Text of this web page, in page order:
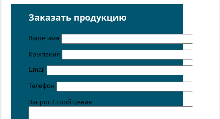
чертежам заказчика
Поставка осуществляется с производственных площадок,
Хабаровске,Ростове-на-Дону,Екатеринбурге,
Симферополе.
Цена от 5 руб. / кг
Заказать продукцию
Ваше имя
Компания
Email
Телефон
Запрос / сообщение